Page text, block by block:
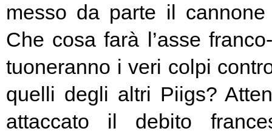
messo da parte il
Che cosa farà l’asse
tuoneranno i veri colpi
quelli degli altri Piigs?
attaccato il debito